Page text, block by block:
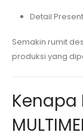
Detail
Semakin rumit
produksi yang
Kenapa